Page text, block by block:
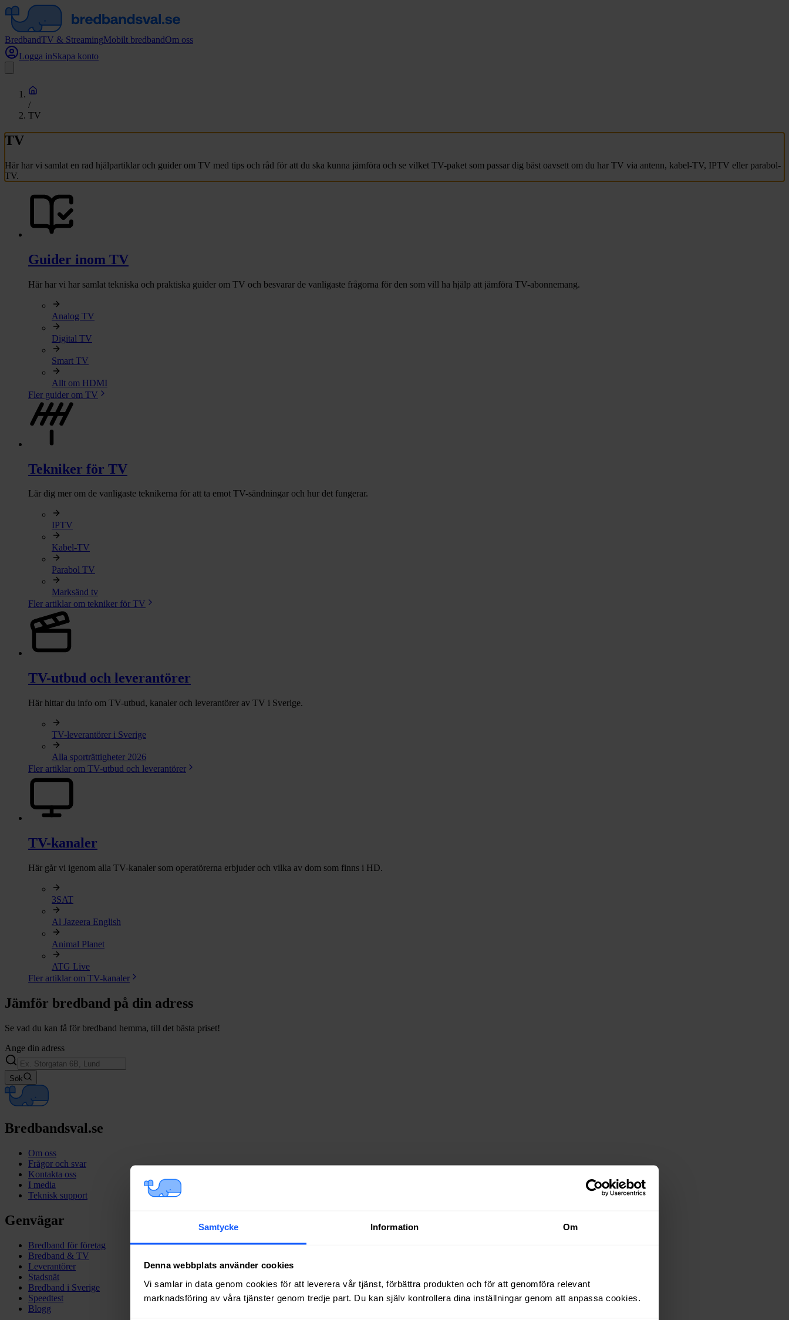
Samtycke Information Om
Denna webbplats använder cookies
Vi samlar in data genom cookies för att leverera vår tjänst, förbättra produkten och för att genomföra relevant
marknadsföring av våra tjänster genom tredje part. Du kan själv kontrollera dina inställningar genom att anpassa cookies.
BredbandTV & StreamingMobilt bredbandOm oss
Logga inSkapa konto
/
TV
TV
Här har vi samlat en rad hjälpartiklar och guider om TV med tips och råd för att du ska kunna jämföra och se vilket TV-paket som passar dig bäst oavsett om du har TV via antenn, kabel-TV, IPTV eller parabol-
TV.
Guider inom TV
Här har vi har samlat tekniska och praktiska guider om TV och besvarar de vanligaste frågorna för den som vill ha hjälp att jämföra TV-abonnemang.
Analog TV
Digital TV
Smart TV
Allt om HDMI
Fler guider om TV
Tekniker för TV
Lär dig mer om de vanligaste teknikerna för att ta emot TV-sändningar och hur det fungerar.
IPTV
Kabel-TV
Parabol TV
Marksänd tv
Fler artiklar om tekniker för TV
TV-utbud och leverantörer
Här hittar du info om TV-utbud, kanaler och leverantörer av TV i Sverige.
TV-leverantörer i Sverige
Alla sporträttigheter 2026
Fler artiklar om TV-utbud och leverantörer
TV-kanaler
Här går vi igenom alla TV-kanaler som operatörerna erbjuder och vilka av dom som finns i HD.
3SAT
Al Jazeera English
Animal Planet
ATG Live
Fler artiklar om TV-kanaler
Jämför bredband på din adress
Se vad du kan få för bredband hemma, till det bästa priset!
Ange din adress
Sök
Bredbandsval.se
Om oss
Frågor och svar
Kontakta oss
I media
Teknisk support
Genvägar
Bredband för företag
Bredband & TV
Leverantörer
Stadsnät
Bredband i Sverige
Speedtest
Blogg